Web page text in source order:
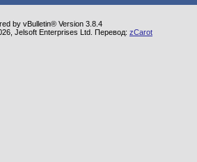
by vBulletin® Version 3.8.4
Jelsoft Enterprises Ltd. Перевод: zCarot